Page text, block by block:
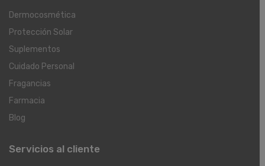
Dermocosmética
Protección Solar
Suplementos
Cuidado Personal
Fragancias
Farmacia
Blog
Servicios al cliente